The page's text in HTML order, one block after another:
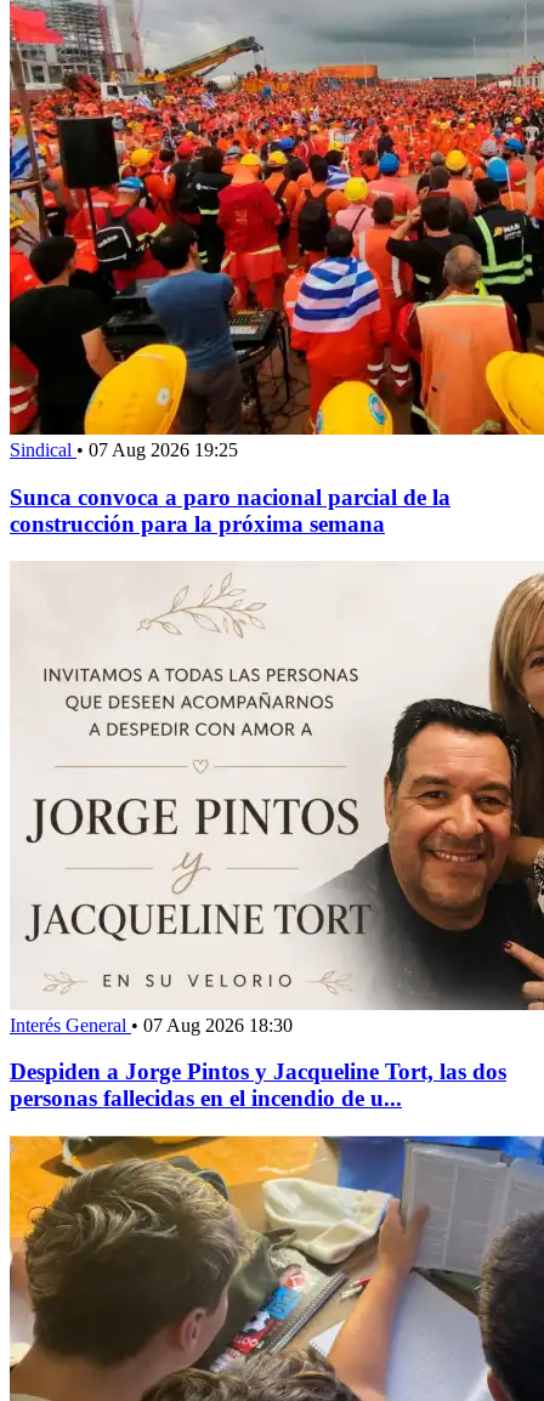
Sindical • 07 Aug 2026 19:25
Sunca convoca a paro nacional parcial de la
construcción para la próxima semana
Interés General • 07 Aug 2026 18:30
Despiden a Jorge Pintos y Jacqueline Tort, las dos
personas fallecidas en el incendio de u...